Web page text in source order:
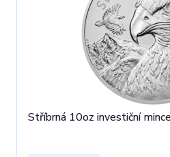
Stříbrná 10oz investiční